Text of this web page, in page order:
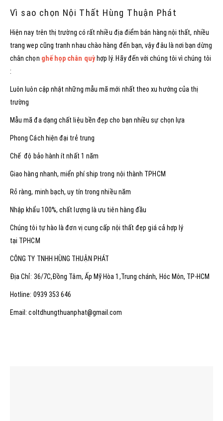
Vì sao chọn Nội Thất Hùng Thuận Phát
Hiện nay trên thị trường có rất nhiều địa điểm bán hàng nội thất, nhiều
trang wep cũng tranh nhau chào hàng đến bạn, vậy đâu là nơi bạn dừng
chân chọn ghế họp chân quỳhợp lý. Hãy đến với chúng tôi vì chúng tôi
:
Luôn luôn cập nhật những mẫu mã mới nhất theo xu hướng của thị
trường
Mẫu mã đa dạng chất liệu bền đẹp cho bạn nhiều sự chọn lựa
Phong Cách hiện đại trẻ trung
Chế độ bảo hành ít nhất 1 năm
Giao hàng nhanh, miển phí ship trong nội thành TPHCM
Rỏ ràng, minh bạch, uy tín trong nhiều năm
Nhập khẩu 100%, chất lượng là ưu tiên hàng đầu
Chúng tôi tự hào là đơn vị cung cấp nội thất đẹp giá cả hợp lý
tại TPHCM
CÔNG TY TNHH HÙNG THUẬN PHÁT
Địa Chỉ: 36/7C,Đồng Tâm, Ấp Mỹ Hòa 1,Trung chánh, Hóc Môn, TP-HCM
Hotline: 0939 353 646
Email: coltdhungthuanphat@gmail.com